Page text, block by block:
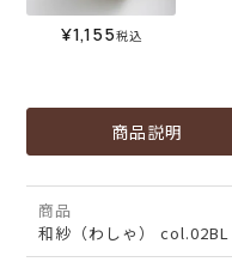
¥1,155税込
商品説明
商品
和紗（わしゃ） col.02BL